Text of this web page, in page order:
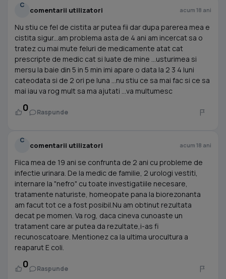
C
comentarii utilizatori acum 18 ani
Nu stiu ce fel de cistita ar putea fii dar dupa parerea mea e
cistita sigur...am problema asta de 4 ani am incercat sa o
tratez cu mai mute feluri de medicamente atat cat
prescripte de medic cat si luate de mine ...usturimea si
mersu la baie din 5 in 5 min imi apare o data la 2 3 4 luni
cateodata si de 2 ori pe luna ...nu stiu ce sa mai fac si ce sa
mai iau va rog mult sa ma ajutati ...va multumesc
0 Raspunde
C
comentarii utilizatori acum 18 ani
Fiica mea de 19 ani se confrunta de 2 ani cu probleme de
infectie urinara. De la medic de familie, 2 urologi vestiti,
internare la "nefro" cu toate investigatiile necesare,
tratamente naturiste, homeopate pana la biorezonanta
am facut tot ce a fost posibil.Nu am obtinut rezultata
decat pe momen. Va rog, daca cineva cunoaste un
tratament care ar putea da rezultate,i-as fi
recunoscatoare. Mentionez ca la ultima urocultura a
reaparut E coli.
0 Raspunde